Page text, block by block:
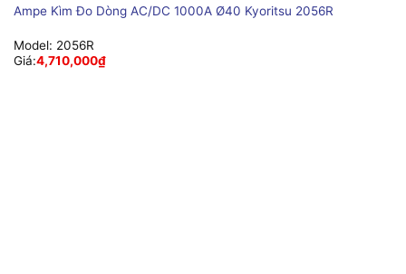
Ampe Kìm Đo Dòng AC/DC 1000A Ø40 Kyoritsu 2056R
Model: 2056R
Giá:4,710,000₫